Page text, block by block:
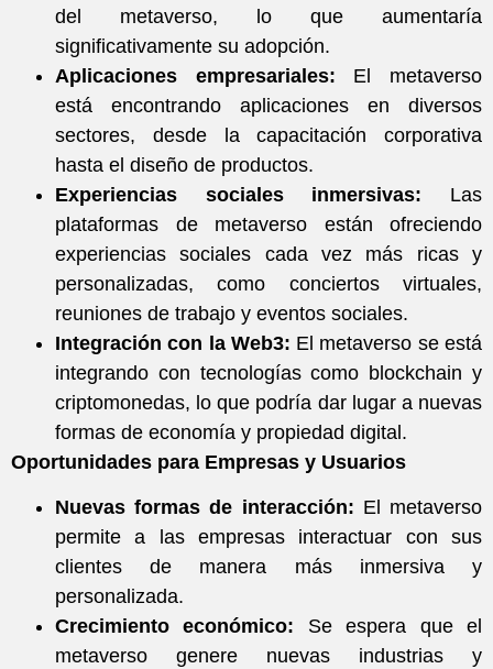
del metaverso, lo que aumentaría
significativamente su adopción.
Aplicaciones empresariales: El metaverso
está encontrando aplicaciones en diversos
sectores, desde la capacitación corporativa
hasta el diseño de productos.
Experiencias sociales inmersivas: Las
plataformas de metaverso están ofreciendo
experiencias sociales cada vez más ricas y
personalizadas, como conciertos virtuales,
reuniones de trabajo y eventos sociales.
Integración con la Web3: El metaverso se está
integrando con tecnologías como blockchain y
criptomonedas, lo que podría dar lugar a nuevas
formas de economía y propiedad digital.
Oportunidades para Empresas y Usuarios
Nuevas formas de interacción: El metaverso
permite a las empresas interactuar con sus
clientes de manera más inmersiva y
personalizada.
Crecimiento económico: Se espera que el
metaverso genere nuevas industrias y